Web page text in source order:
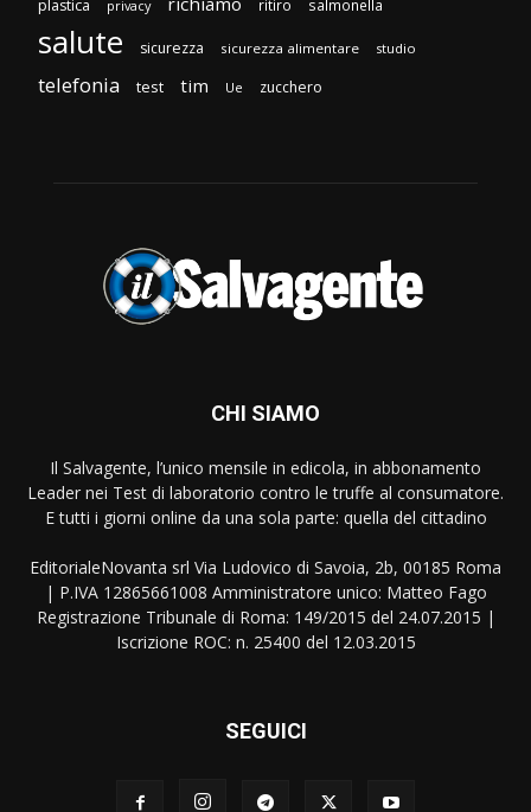
plastica privacy ritiro salmonella
salute sicurezza sicurezza alimentare studio
telefonia test tim Ue zucchero
CHI SIAMO
Il Salvagente, l’unico mensile in edicola, in abbonamento
Leader nei Test di laboratorio contro le truffe al consumatore.
E tutti i giorni online da una sola parte: quella del cittadino
EditorialeNovanta srl Via Ludovico di Savoia, 2b, 00185 Roma
| P.IVA 12865661008 Amministratore unico: Matteo Fago
Registrazione Tribunale di Roma: 149/2015 del 24.07.2015 |
Iscrizione ROC: n. 25400 del 12.03.2015
SEGUICI